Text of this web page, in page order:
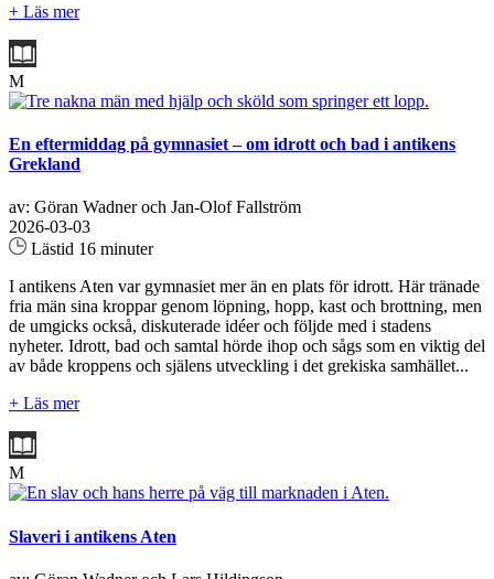
+ Läs mer
M
En eftermiddag på gymnasiet – om idrott och bad i antikens
Grekland
av: Göran Wadner och Jan-Olof Fallström
2026-03-03
Lästid 16 minuter
I antikens Aten var gymnasiet mer än en plats för idrott. Här tränade
fria män sina kroppar genom löpning, hopp, kast och brottning, men
de umgicks också, diskuterade idéer och följde med i stadens
nyheter. Idrott, bad och samtal hörde ihop och sågs som en viktig del
av både kroppens och själens utveckling i det grekiska samhället...
+ Läs mer
M
Slaveri i antikens Aten